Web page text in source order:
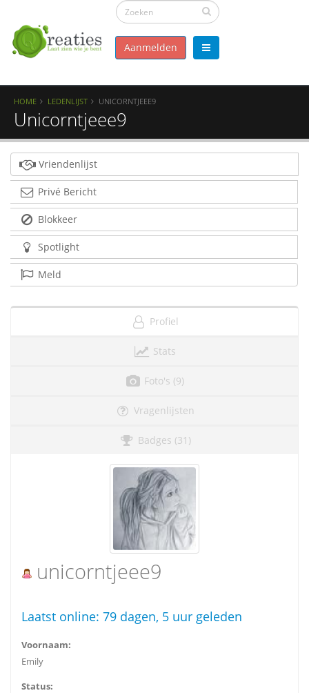
Aanmelden
HOME LEDENLIJST UNICORNTJEEE9
Unicorntjeee9
Vriendenlijst
Privé Bericht
Blokkeer
Spotlight
Meld
Profiel
Stats
Foto's (9)
Vragenlijsten
Badges (31)
unicorntjeee9
Laatst online: 79 dagen, 5 uur geleden
Voornaam:
Emily
Status: